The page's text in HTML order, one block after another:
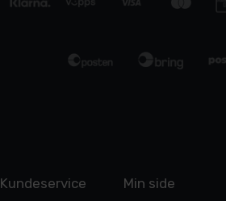
Kundeservice Min side